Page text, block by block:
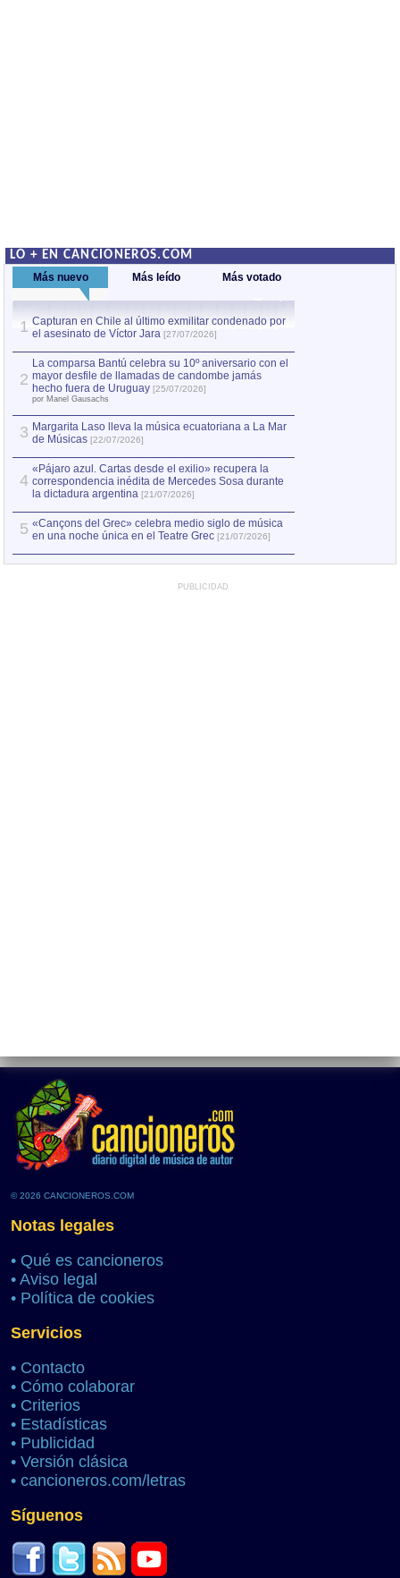
LO + EN CANCIONEROS.COM
Más nuevo Más leído Más votado
1 Capturan en Chile al último exmilitar condenado por
el asesinato de Víctor Jara [27/07/2026]
2
La comparsa Bantú celebra su 10º aniversario con el
mayor desfile de llamadas de candombe jamás
hecho fuera de Uruguay [25/07/2026]
por Manel Gausachs
3 Margarita Laso lleva la música ecuatoriana a La Mar
de Músicas [22/07/2026]
4
«Pájaro azul. Cartas desde el exilio» recupera la
correspondencia inédita de Mercedes Sosa durante
la dictadura argentina [21/07/2026]
5 «Cançons del Grec» celebra medio siglo de música
en una noche única en el Teatre Grec [21/07/2026]
PUBLICIDAD
© 2026 CANCIONEROS.COM
Notas legales
• Qué es cancioneros
• Aviso legal
• Política de cookies
Servicios
• Contacto
• Cómo colaborar
• Criterios
• Estadísticas
• Publicidad
• Versión clásica
• cancioneros.com/letras
Síguenos